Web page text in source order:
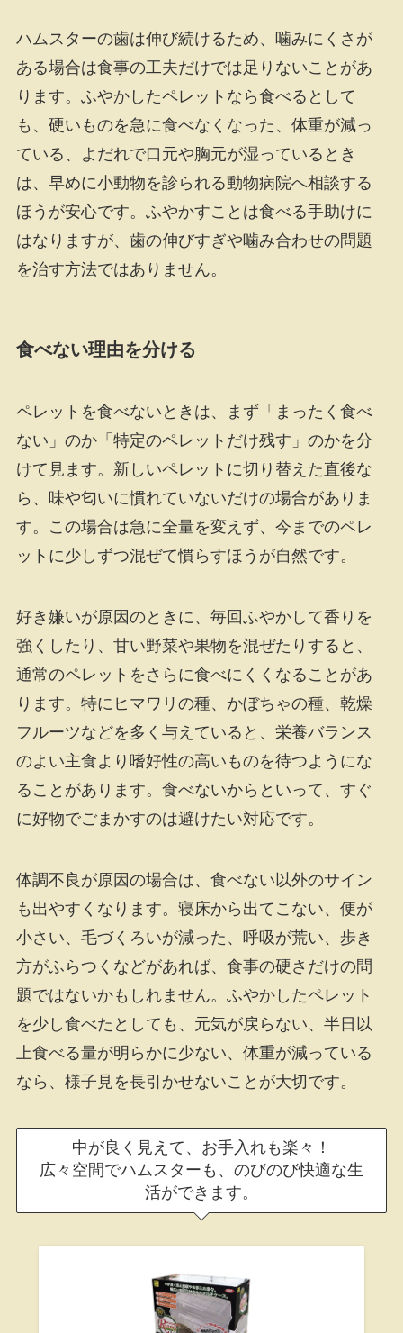
ハムスターの歯は伸び続けるため、噛みにくさが
ある場合は食事の工夫だけでは足りないことがあ
ります。ふやかしたペレットなら食べるとして
も、硬いものを急に食べなくなった、体重が減っ
ている、よだれで口元や胸元が湿っているとき
は、早めに小動物を診られる動物病院へ相談する
ほうが安心です。ふやかすことは食べる手助けに
はなりますが、歯の伸びすぎや噛み合わせの問題
を治す方法ではありません。
食べない理由を分ける
ペレットを食べないときは、まず「まったく食べ
ない」のか「特定のペレットだけ残す」のかを分
けて見ます。新しいペレットに切り替えた直後な
ら、味や匂いに慣れていないだけの場合がありま
す。この場合は急に全量を変えず、今までのペレ
ットに少しずつ混ぜて慣らすほうが自然です。
好き嫌いが原因のときに、毎回ふやかして香りを
強くしたり、甘い野菜や果物を混ぜたりすると、
通常のペレットをさらに食べにくくなることがあ
ります。特にヒマワリの種、かぼちゃの種、乾燥
フルーツなどを多く与えていると、栄養バランス
のよい主食より嗜好性の高いものを待つようにな
ることがあります。食べないからといって、すぐ
に好物でごまかすのは避けたい対応です。
体調不良が原因の場合は、食べない以外のサイン
も出やすくなります。寝床から出てこない、便が
小さい、毛づくろいが減った、呼吸が荒い、歩き
方がふらつくなどがあれば、食事の硬さだけの問
題ではないかもしれません。ふやかしたペレット
を少し食べたとしても、元気が戻らない、半日以
上食べる量が明らかに少ない、体重が減っている
なら、様子見を長引かせないことが大切です。
中が良く見えて、お手入れも楽々！
広々空間でハムスターも、のびのび快適な生
活ができます。